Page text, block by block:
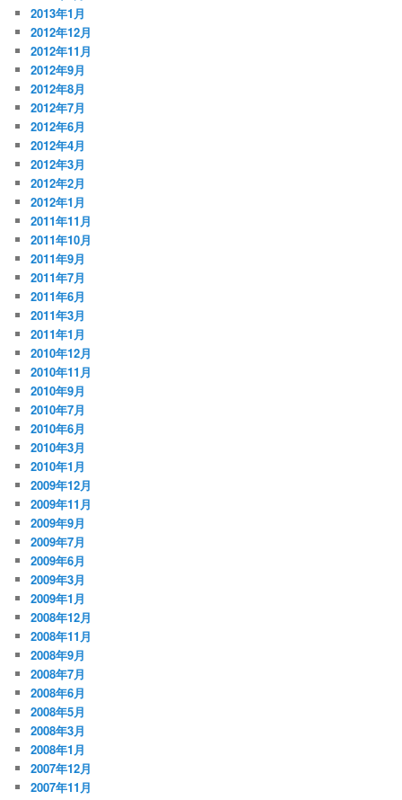
2013年1月
2012年12月
2012年11月
2012年9月
2012年8月
2012年7月
2012年6月
2012年4月
2012年3月
2012年2月
2012年1月
2011年11月
2011年10月
2011年9月
2011年7月
2011年6月
2011年3月
2011年1月
2010年12月
2010年11月
2010年9月
2010年7月
2010年6月
2010年3月
2010年1月
2009年12月
2009年11月
2009年9月
2009年7月
2009年6月
2009年3月
2009年1月
2008年12月
2008年11月
2008年9月
2008年7月
2008年6月
2008年5月
2008年3月
2008年1月
2007年12月
2007年11月